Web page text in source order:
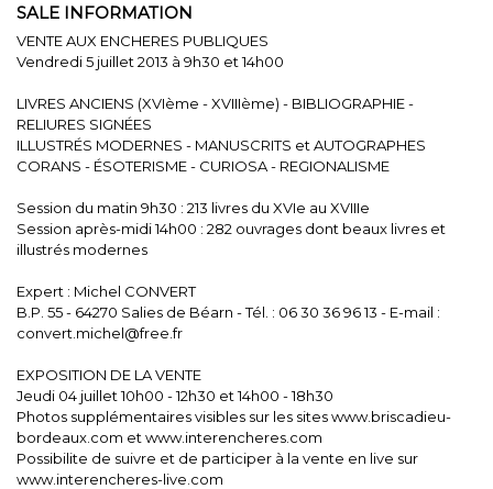
SALE INFORMATION
VENTE AUX ENCHERES PUBLIQUES
Vendredi 5 juillet 2013 à 9h30 et 14h00
LIVRES ANCIENS (XVIème - XVIIIème) - BIBLIOGRAPHIE -
RELIURES SIGNÉES
ILLUSTRÉS MODERNES - MANUSCRITS et AUTOGRAPHES
CORANS - ÉSOTERISME - CURIOSA - REGIONALISME
Session du matin 9h30 : 213 livres du XVIe au XVIIIe
Session après-midi 14h00 : 282 ouvrages dont beaux livres et
illustrés modernes
Expert : Michel CONVERT
B.P. 55 - 64270 Salies de Béarn - Tél. : 06 30 36 96 13 - E-mail :
convert.michel@free.fr
EXPOSITION DE LA VENTE
Jeudi 04 juillet 10h00 - 12h30 et 14h00 - 18h30
Photos supplémentaires visibles sur les sites www.briscadieu-
bordeaux.com et www.interencheres.com
Possibilite de suivre et de participer à la vente en live sur
www.interencheres-live.com